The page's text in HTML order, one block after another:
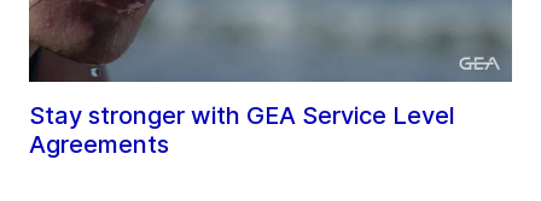
Stay stronger with GEA Service Level
Agreements